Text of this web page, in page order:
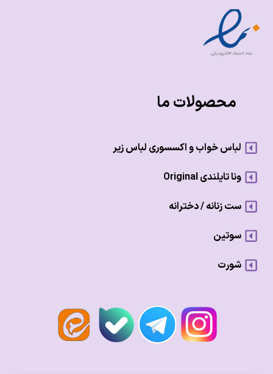
محصولات ما
لباس خواب و اکسسوری لباس زیر
ونا تایلندی Original
ست زنانه / دخترانه
سوتین
شورت